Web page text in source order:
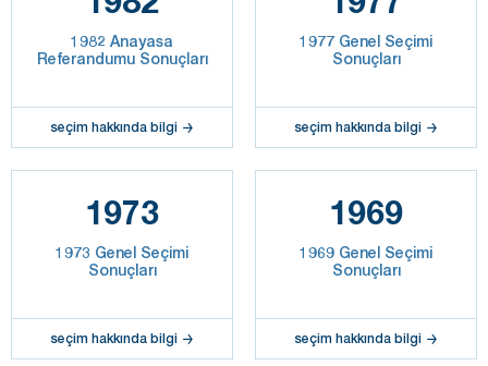
1982 Anayasa
Referandumu Sonuçları
seçim hakkında bilgi
1977 Genel Seçimi
Sonuçları
seçim hakkında bilgi
1973
1973 Genel Seçimi
Sonuçları
seçim hakkında bilgi
1969
1969 Genel Seçimi
Sonuçları
seçim hakkında bilgi